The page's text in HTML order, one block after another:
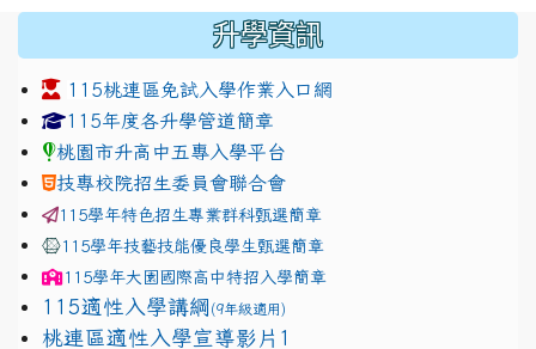
升學資訊
115桃連區免試入學作業入口網
link to https://www.jhjhs.tyc.edu.tw/modules/
115年度各升學管道簡章
桃園市升高中五專入學平台
技專校院招生委員會聯合會
115學年特色招生專業群科甄選簡章
115學年技藝技能優良學生甄選簡章
115學年大園國際高中特招入學簡章
115適性入學講綱 (9年級適用)
link to https://docs.google.com/presentation/d/
桃連區適性入學宣導影片1